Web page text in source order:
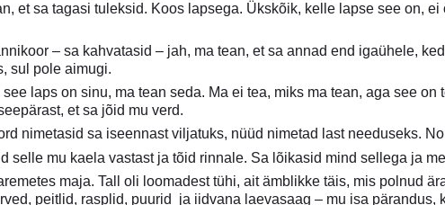
et sa tagasi tuleksid. Koos lapsega. Ükskõik, kelle lapse see on,
– sa kahvatasid – jah, ma tean, et sa annad end igaühele,
sul pole aimugi.
laps on sinu, ma tean seda. Ma ei tea, miks ma tean, aga see
et sa jõid mu verd.
nimetasid sa iseennast viljatuks, nüüd nimetad last needuseks.
selle mu kaela vastast ja tõid rinnale. Sa lõikasid mind sellega ja
maja. Tall oli loomadest tühi, ait ämblikke täis, mis polnud
peitlid, rasplid, puurid ja iidvana laevasaag – mu isa pärandus,